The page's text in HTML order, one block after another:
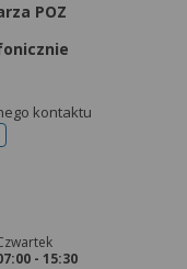
POZ
kontaktu
rejestracji
- 15:30